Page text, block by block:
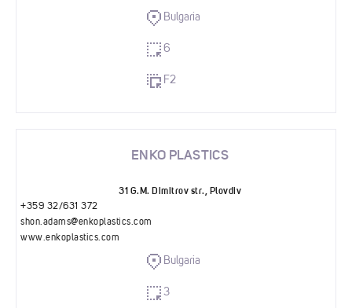
Bulgaria
6
F2
ENKO PLASTICS
31 G.M. Dimitrov str., Plovdiv
+359 32/631 372
shon.adams@enkoplastics.com
www.enkoplastics.com
Bulgaria
3